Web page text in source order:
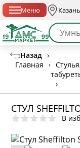
Меню Казань
Назад ›
Главная
›
›
СТУЛ
В